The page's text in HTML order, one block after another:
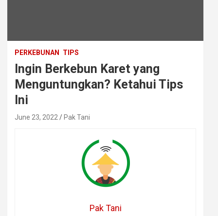
PERKEBUNAN TIPS
Ingin Berkebun Karet yang
Menguntungkan? Ketahui Tips
Ini
June 23, 2022 Pak Tani
Pak Tani